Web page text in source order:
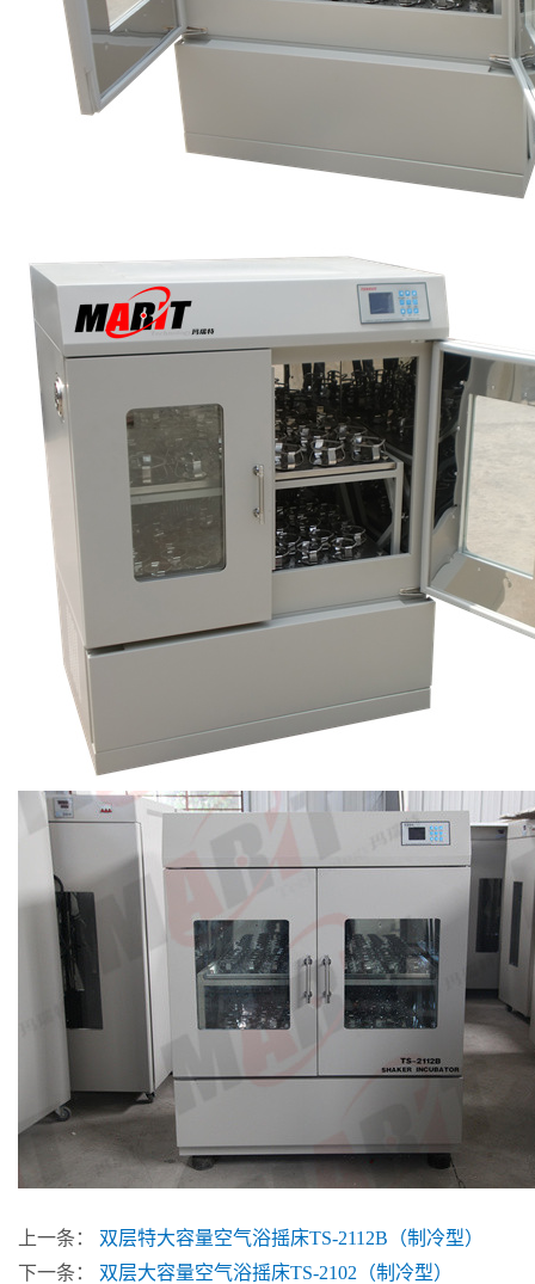
上一条： 双层特大容量空气浴摇床TS-2112B（制冷型）
下一条： 双层大容量空气浴摇床TS-2102（制冷型）